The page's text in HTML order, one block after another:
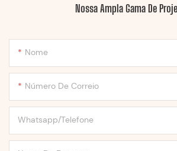
Nossa Ampla Gama De
Nome
Número De Correio
Whatsapp/Telefone